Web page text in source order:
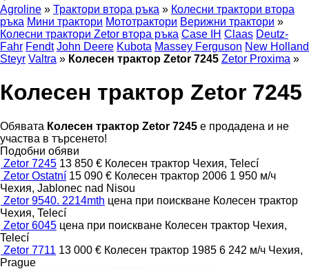
Agroline » Трактори втора ръка » Колесни трактори втора
ръка Мини трактори Мототрактори Верижни трактори »
Колесни трактори Zetor втора ръка Case IH Claas Deutz-
Fahr Fendt John Deere Kubota Massey Ferguson New Holland
Steyr Valtra » Колесен трактор Zetor 7245 Zetor Proxima »
Колесен трактор Zetor 7245
Обявата Колесен трактор Zetor 7245 е продадена и не
участва в търсенето!
Подобни обяви
Zetor 7245 13 850 € Колесен трактор Чехия, Telecí
Zetor Ostatní 15 090 € Колесен трактор 2006 1 950 м/ч
Чехия, Jablonec nad Nisou
Zetor 9540. 2214mth цена при поискване Колесен трактор
Чехия, Telecí
Zetor 6045 цена при поискване Колесен трактор Чехия,
Telecí
Zetor 7711 13 000 € Колесен трактор 1985 6 242 м/ч Чехия,
Prague